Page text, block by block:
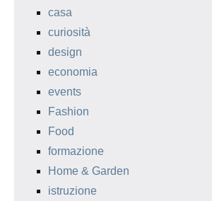
casa
curiosità
design
economia
events
Fashion
Food
formazione
Home & Garden
istruzione